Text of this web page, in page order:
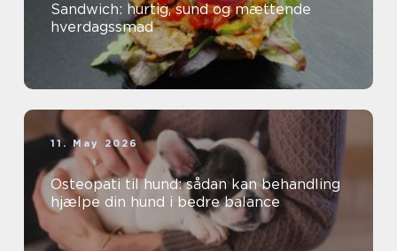
Sandwich: hurtig, sund og mættende
hverdagssmad
11. May 2026
Osteopati til hund: sådan kan behandling
hjælpe din hund i bedre balance